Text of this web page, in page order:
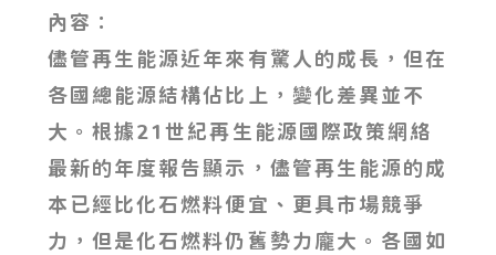
內容：
儘管再生能源近年來有驚人的成長，但在
各國總能源結構佔比上，變化差異並不
大。根據21世紀再生能源國際政策網絡
最新的年度報告顯示，儘管再生能源的成
本已經比化石燃料便宜、更具市場競爭
力，但是化石燃料仍舊勢力龐大。各國如